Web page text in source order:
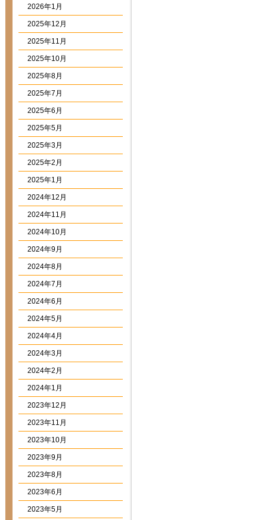
2026年1月
2025年12月
2025年11月
2025年10月
2025年8月
2025年7月
2025年6月
2025年5月
2025年3月
2025年2月
2025年1月
2024年12月
2024年11月
2024年10月
2024年9月
2024年8月
2024年7月
2024年6月
2024年5月
2024年4月
2024年3月
2024年2月
2024年1月
2023年12月
2023年11月
2023年10月
2023年9月
2023年8月
2023年6月
2023年5月